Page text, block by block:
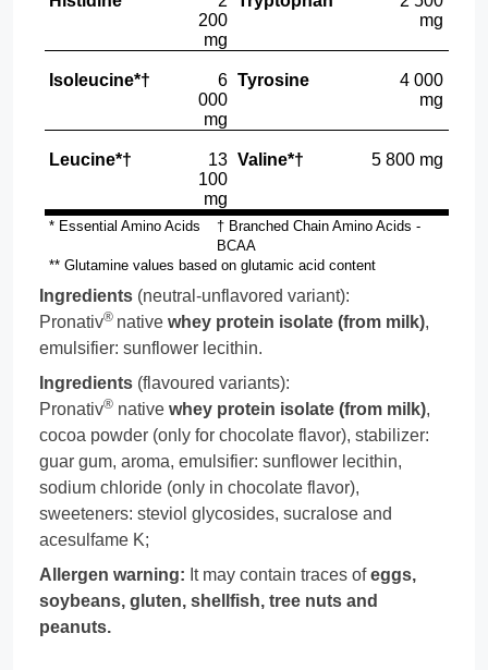
200
mg
mg
Isoleucine*†
6
000
mg
Tyrosine
4 000
mg
Leucine*†
13
100
mg
Valine*† 5 800 mg
* Essential Amino Acids
† Branched Chain Amino Acids -
BCAA
** Glutamine values based on glutamic acid content
Ingredients (neutral-unflavored variant):
Pronativ® native whey protein isolate (from milk),
emulsifier: sunflower lecithin.
Ingredients (flavoured variants):
Pronativ® native whey protein isolate (from milk),
cocoa powder (only for chocolate flavor), stabilizer:
guar gum, aroma, emulsifier: sunflower lecithin,
sodium chloride (only in chocolate flavor),
sweeteners: steviol glycosides, sucralose and
acesulfame K;
Allergen warning: It may contain traces ofeggs,
soybeans, gluten, shellfish, tree nuts and
peanuts.